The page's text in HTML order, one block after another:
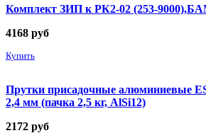
Комплект ЗИП к РК2-02 (253-
4168 руб
Купить
Прутки присадочные алюминиевые
2,4 мм (пачка 2,5 кг, AlSi12)
2172 руб